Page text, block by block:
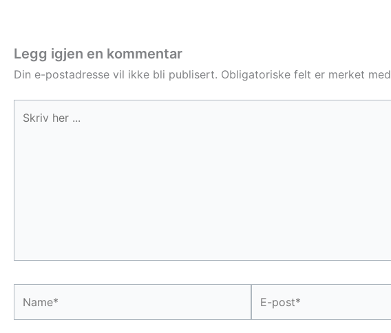
Legg igjen en kommentar
Din e-postadresse vil ikke bli publisert. Obligatoriske felt er merket med
her
post*